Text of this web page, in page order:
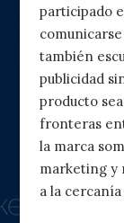
participado
también
publicidad
producto
fronteras
la marca
marketing y
a la